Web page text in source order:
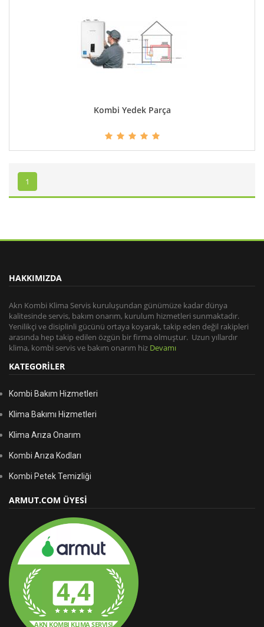
Kombi Yedek Parça
1
HAKKIMIZDA
Akn Kombi Klima Servis kuruluşundan günümüze kadar dünya
kalitesinde servis, bakım onarım, kurulum hizmetleri sunmaktadır.
Yenilikçi ve disiplinli gücünü ortaya koyarak, takip eden değil rakipleri
arasında hep takip edilen özgün bir firma olmuştur. Uzun yıllardır
klima, kombi servis ve bakım onarım hiz Devamı
KATEGORİLER
Kombi Bakım Hizmetleri
Klima Bakımı Hizmetleri
Klima Arıza Onarım
Kombi Arıza Kodları
Kombi Petek Temizliği
ARMUT.COM ÜYESİ
4,4
AKN KOMBI KLIMA SERVISI